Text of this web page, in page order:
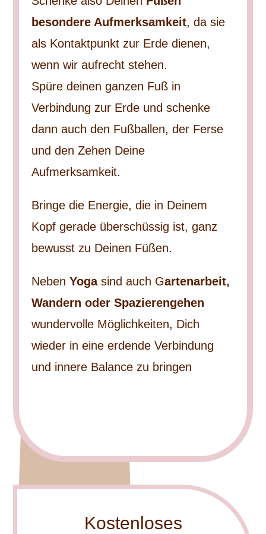
besondere Aufmerksamkeit, da sie
als Kontaktpunkt zur Erde dienen,
wenn wir aufrecht stehen.
Spüre deinen ganzen Fuß in
Verbindung zur Erde und schenke
dann auch den Fußballen, der Ferse
und den Zehen Deine
Aufmerksamkeit.
Bringe die Energie, die in Deinem
Kopf gerade überschüssig ist, ganz
bewusst zu Deinen Füßen.
Neben Yogasind auch Gartenarbeit,
Wandern oder Spazierengehen
wundervolle Möglichkeiten, Dich
wieder in eine erdende Verbindung
und innere Balance zu bringen
Kostenloses